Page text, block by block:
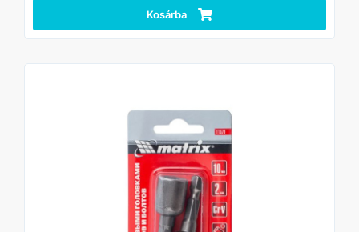
rögzítővel irányíthat, a másikkal pedig tarthatja a
rögzítendő részt.
kemény buborékfóliában szállítjuk, euroakasztóval.
Gazdaságos - egy 10 darabos csomag elegendő egy
Kiváló minőség – a bitek Tajvanon készülnek szigorú
technológiai ellenőrzés mellett.
Kosárba